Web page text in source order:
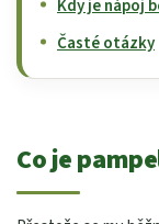
Kdy je nápoj
Časté otázky
Co je